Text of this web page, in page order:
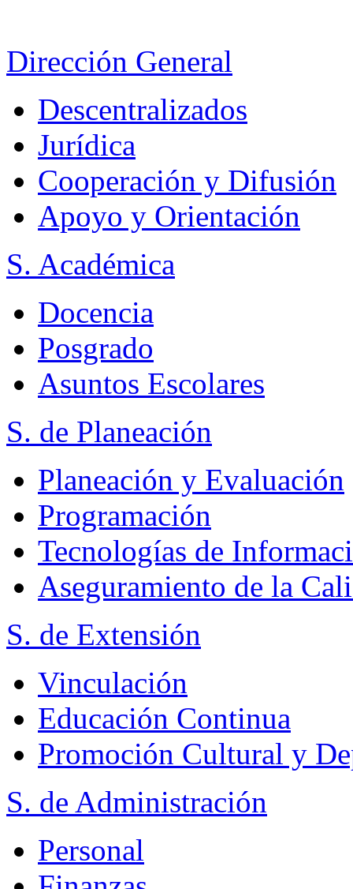
Dirección General
Descentralizados
Jurídica
Cooperación y Difusión
Apoyo y Orientación
S. Académica
Docencia
Posgrado
Asuntos Escolares
S. de Planeación
Planeación y Evaluación
Programación
Tecnologías de
Aseguramiento de la
S. de Extensión
Vinculación
Educación Continua
Promoción Cultural y
S. de Administración
Personal